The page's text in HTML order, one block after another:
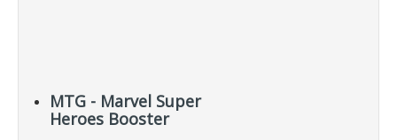
MTG - Marvel Super
Heroes Booster